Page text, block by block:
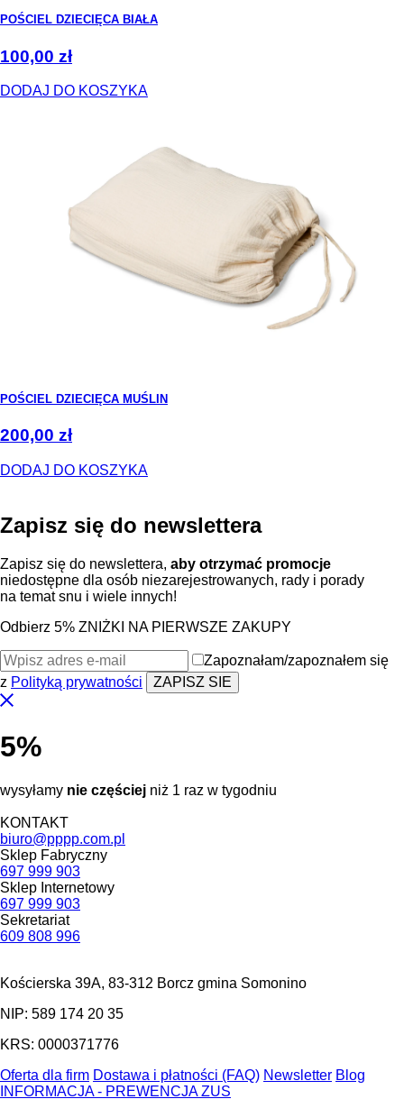
POŚCIEL DZIECIĘCA BIAŁA
100,00 zł
DODAJ DO KOSZYKA
POŚCIEL DZIECIĘCA MUŚLIN
200,00 zł
DODAJ DO KOSZYKA
Zapisz się do newslettera
Zapisz się do newslettera, aby otrzymać promocje
niedostępne dla osób niezarejestrowanych, rady i porady
na temat snu i wiele innych!
Odbierz 5% ZNIŻKI NA PIERWSZE ZAKUPY
Zapoznałam/zapoznałem się
z Polityką prywatności
5%
wysyłamy nie częściej niż 1 raz w tygodniu
KONTAKT
biuro@pppp.com.pl
Sklep Fabryczny
697 999 903
Sklep Internetowy
697 999 903
Sekretariat
609 808 996
Kościerska 39A, 83-312 Borcz gmina Somonino
NIP: 589 174 20 35
KRS: 0000371776
Oferta dla firm Dostawa i płatności (FAQ) Newsletter Blog
INFORMACJA - PREWENCJA ZUS